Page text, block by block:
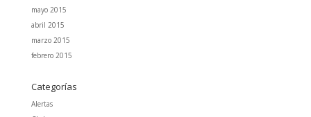
mayo 2015
abril 2015
marzo 2015
febrero 2015
Categorías
Alertas